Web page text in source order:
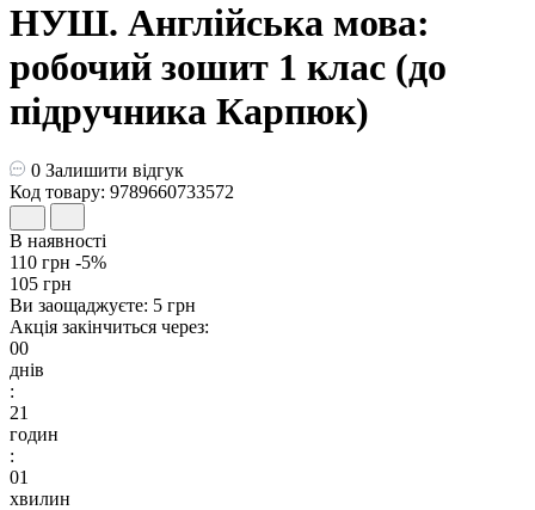
НУШ. Англійська мова:
робочий зошит 1 клас (до
підручника Карпюк)
0 Залишити відгук
Код товару: 9789660733572
В наявності
110 грн -5%
105 грн
Ви заощаджуєте: 5 грн
Акція закінчиться через:
00
днів
:
21
годин
:
01
хвилин